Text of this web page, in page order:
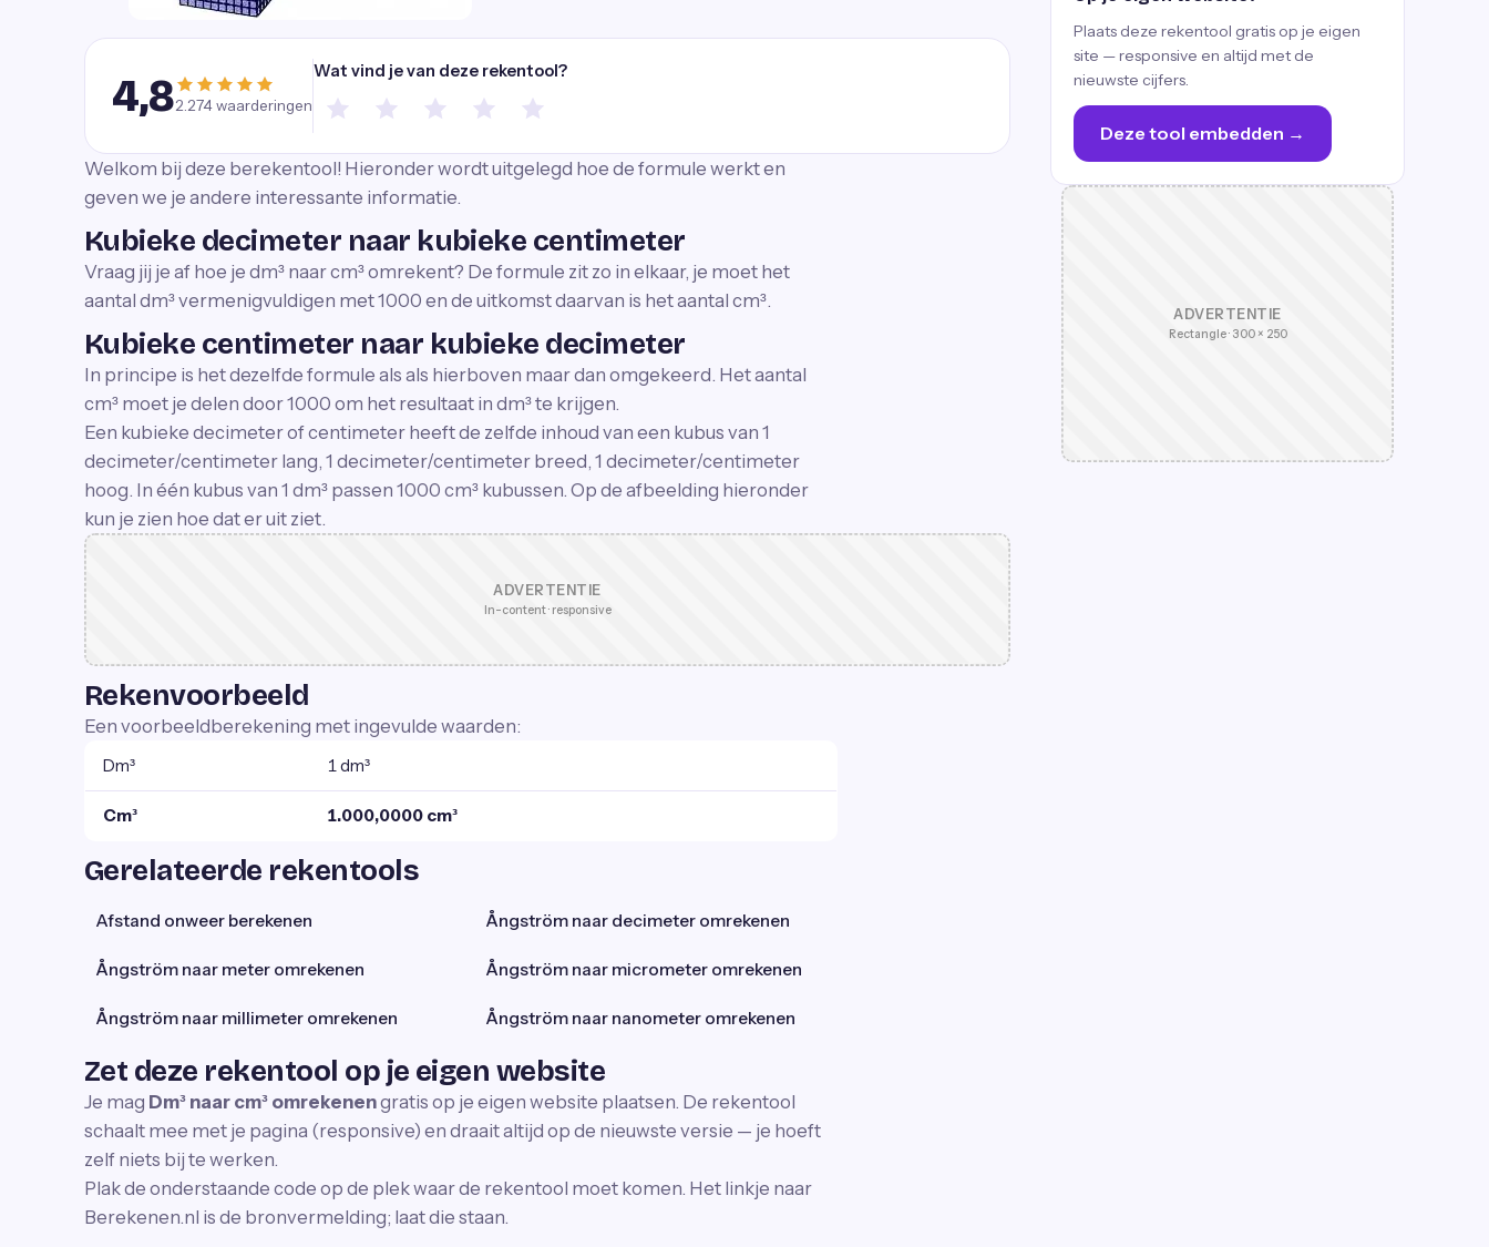
4,82.274waarderingen
Wat vind je van deze rekentool?
Welkom bij deze berekentool! Hieronder wordt uitgelegd hoe de formule werkt en
geven we je andere interessante informatie.
Kubieke decimeter naar kubieke centimeter
Vraag jij je af hoe je dm³ naar cm³ omrekent? De formule zit zo in elkaar, je moet het
aantal dm³ vermenigvuldigen met 1000 en de uitkomst daarvan is het aantal cm³.
Kubieke centimeter naar kubieke decimeter
In principe is het dezelfde formule als als hierboven maar dan omgekeerd. Het aantal
cm³ moet je delen door 1000 om het resultaat in dm³ te krijgen.
Een kubieke decimeter of centimeter heeft de zelfde inhoud van een kubus van 1
decimeter/centimeter lang, 1 decimeter/centimeter breed, 1 decimeter/centimeter
hoog. In één kubus van 1 dm³ passen 1000 cm³ kubussen. Op de afbeelding hieronder
kun je zien hoe dat er uit ziet.
ADVERTENTIE
In-content · responsive
Rekenvoorbeeld
Een voorbeeldberekening met ingevulde waarden:
Dm³ 1 dm³
Cm³ 1.000,0000 cm³
Gerelateerde rekentools
Afstand onweer berekenen Ångström naar decimeter omrekenen
Ångström naar meter omrekenen Ångström naar micrometer omrekenen
Ångström naar millimeter omrekenen Ångström naar nanometer omrekenen
Zet deze rekentool op je eigen website
Je mag Dm³ naar cm³ omrekenengratis op je eigen website plaatsen. De rekentool
schaalt mee met je pagina (responsive) en draait altijd op de nieuwste versie — je hoeft
zelf niets bij te werken.
Plak de onderstaande code op de plek waar de rekentool moet komen. Het linkje naar
Berekenen.nl is de bronvermelding; laat die staan.
Plaats deze rekentool gratis op je eigen
site — responsive en altijd met de
nieuwste cijfers.
Deze tool embedden →
ADVERTENTIE
Rectangle · 300 × 250